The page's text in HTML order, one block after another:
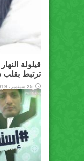
قيلولة
ترتبط بقلب
25 سبتمبر، 2019